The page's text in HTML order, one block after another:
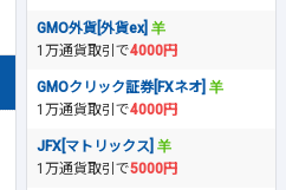
GMO外貨[外貨ex]
1万通貨取引で4000円
GMOクリック証券[FXネオ]
1万通貨取引で4000円
JFX[マトリックス]
1万通貨取引で5000円